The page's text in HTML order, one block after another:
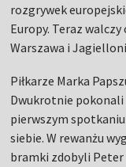
rozgrywek
Europy. Teraz walczy
Warszawa i
Piłkarze Marka
Dwukrotnie pokonali
pierwszym
siebie. W rewanżu
bramki zdobyli Peter